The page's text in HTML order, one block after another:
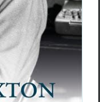
Folie,
1972–1975
Ayres